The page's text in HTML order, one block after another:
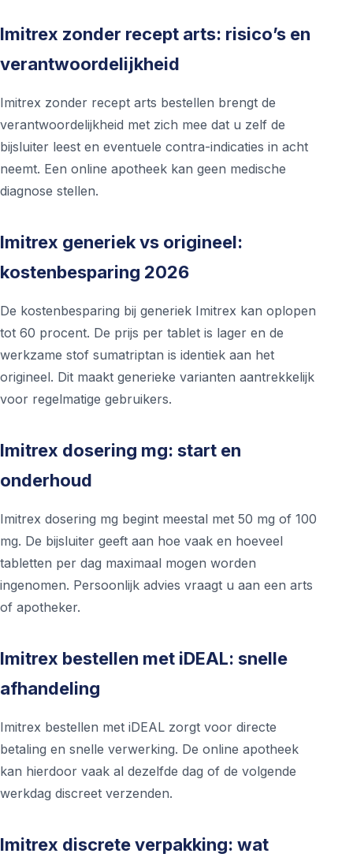
Imitrex zonder recept arts: risico’s en
verantwoordelijkheid
Imitrex zonder recept arts bestellen brengt de
verantwoordelijkheid met zich mee dat u zelf de
bijsluiter leest en eventuele contra-indicaties in acht
neemt. Een online apotheek kan geen medische
diagnose stellen.
Imitrex generiek vs origineel:
kostenbesparing 2026
De kostenbesparing bij generiek Imitrex kan oplopen
tot 60 procent. De prijs per tablet is lager en de
werkzame stof sumatriptan is identiek aan het
origineel. Dit maakt generieke varianten aantrekkelijk
voor regelmatige gebruikers.
Imitrex dosering mg: start en
onderhoud
Imitrex dosering mg begint meestal met 50 mg of 100
mg. De bijsluiter geeft aan hoe vaak en hoeveel
tabletten per dag maximaal mogen worden
ingenomen. Persoonlijk advies vraagt u aan een arts
of apotheker.
Imitrex bestellen met iDEAL: snelle
afhandeling
Imitrex bestellen met iDEAL zorgt voor directe
betaling en snelle verwerking. De online apotheek
kan hierdoor vaak al dezelfde dag of de volgende
werkdag discreet verzenden.
Imitrex discrete verpakking: wat